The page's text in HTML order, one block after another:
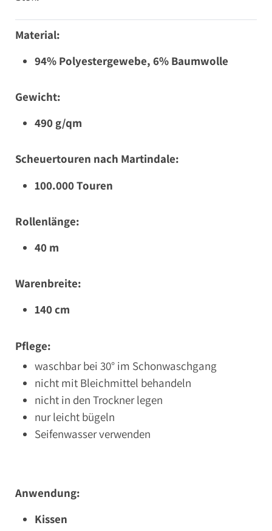
Material:
94% Polyestergewebe, 6% Baumwolle
Gewicht:
490 g/qm
Scheuertouren nach Martindale:
100.000 Touren
Rollenlänge:
40 m
Warenbreite:
140 cm
Pflege:
waschbar bei 30° im Schonwaschgang
nicht mit Bleichmittel behandeln
nicht in den Trockner legen
nur leicht bügeln
Seifenwasser verwenden
Anwendung:
Kissen